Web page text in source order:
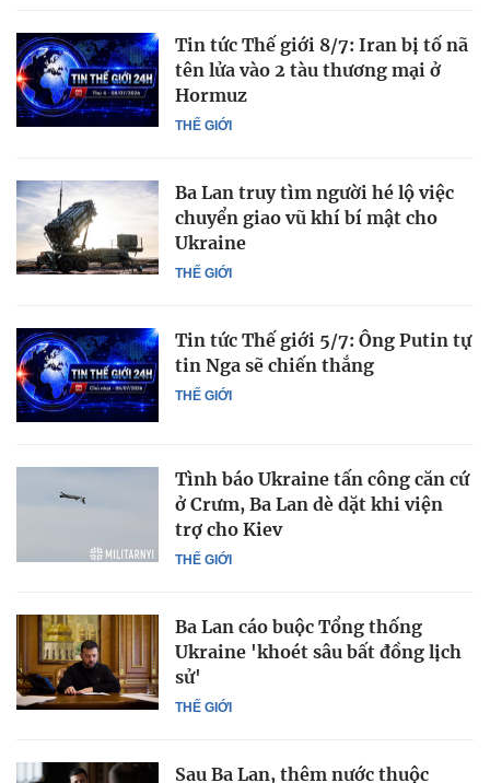
THẾ GIỚI
Tin tức Thế giới 8/7: Iran bị tố nã
tên lửa vào 2 tàu thương mại ở
Hormuz
THẾ GIỚI
Ba Lan truy tìm người hé lộ việc
chuyển giao vũ khí bí mật cho
Ukraine
THẾ GIỚI
Tin tức Thế giới 5/7: Ông Putin tự
tin Nga sẽ chiến thắng
THẾ GIỚI
Tình báo Ukraine tấn công căn cứ
ở Crưm, Ba Lan dè dặt khi viện
trợ cho Kiev
THẾ GIỚI
Ba Lan cáo buộc Tổng thống
Ukraine 'khoét sâu bất đồng lịch
sử'
Sau Ba Lan, thêm nước thuộc